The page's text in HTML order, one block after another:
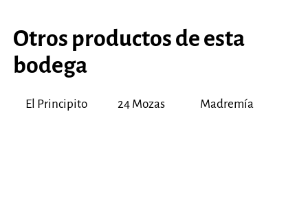
Otros productos de esta
bodega
El Principito 24 Mozas Madremía